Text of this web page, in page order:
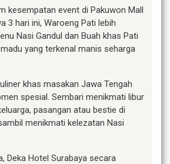
kesempatan event di Pakuwon Mall
3 hari ini, Waroeng Pati lebih
Nasi Gandul dan Buah khas Pati
yang terkenal manis seharga
khas masakan Jawa Tengah
spesial. Sembari menikmati libur
pasangan atau bestie di
menikmati kelezatan Nasi
Deka Hotel Surabaya secara